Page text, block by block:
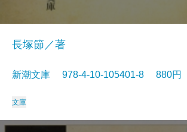
長塚節／著
新潮文庫 978-4-10-105401-8 880円
文庫